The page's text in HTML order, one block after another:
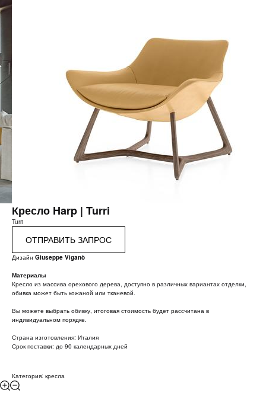
Кресло Harp | Turri
Turri
ОТПРАВИТЬ ЗАПРОС
Дизайн Giuseppe Viganò
Материалы
Кресло из массива орехового дерева, доступно в различных вариантах отделки,
обивка может быть кожаной или тканевой.
Вы можете выбрать обивку, итоговая стоимость будет рассчитана в
индивидуальном порядке.
Страна изготовления: Италия
Срок поставки: до 90 календарных дней
Категория: кресла